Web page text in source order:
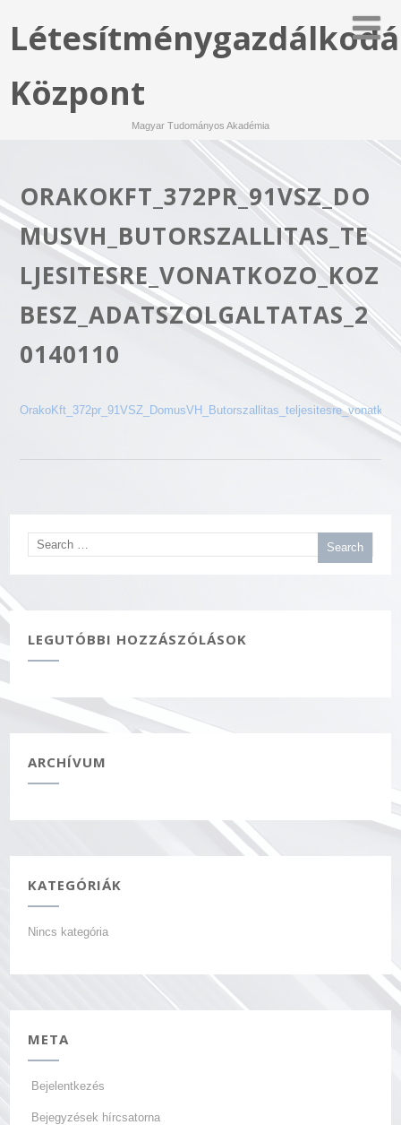
Központ
Magyar Tudományos Akadémia
ORAKOKFT_372PR_91VSZ_DO
MUSVH_BUTORSZALLITAS_TE
LJESITESRE_VONATKOZO_KOZ
BESZ_ADATSZOLGALTATAS_2
0140110
LEGUTÓBBI HOZZÁSZÓLÁSOK
ARCHÍVUM
KATEGÓRIÁK
Nincs kategória
META
Bejelentkezés
Bejegyzések hírcsatorna